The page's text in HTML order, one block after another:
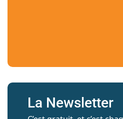
La Newsletter